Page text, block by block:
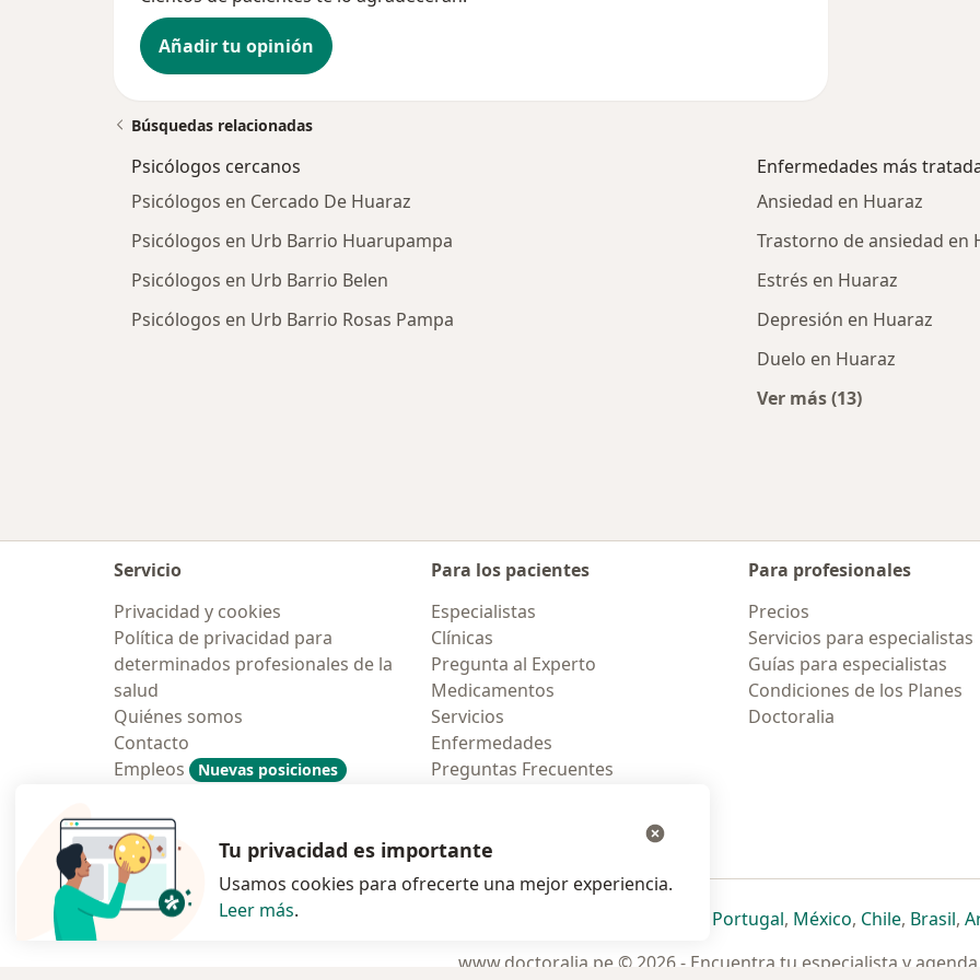
Añadir tu opinión
Búsquedas relacionadas
Psicólogos cercanos
Psicólogos en Cercado De Huaraz
Psicólogos en Urb Barrio Huarupampa
Psicólogos en Urb Barrio Belen
Psicólogos en Urb Barrio Rosas Pampa
Enfermedades más
Ansiedad en Huaraz
Trastorno de ansiedad en
Estrés en Huaraz
Depresión en Huaraz
Duelo en Huaraz
Ver más (13)
Servicio
Privacidad y cookies
Política de privacidad para
determinados profesionales de la
salud
Quiénes somos
Contacto
Empleos
Nuevas posiciones
Contratación
Para los pacientes
Especialistas
Clínicas
Pregunta al Experto
Medicamentos
Servicios
Enfermedades
Preguntas Frecuentes
Para profesionales
Precios
Servicios para especialistas
Guías para especialistas
Condiciones de los Planes
Doctoralia
Polska se abre en una nueva pestaña
se abre en una nueva pestaña
se abre en una nueva pestaña
se abre en una nueva pestaña
Portugalse abre en una nueva
, Méxicose abre en una
, Chilese abre
, Brasilse
,
www.doctoralia.pe © 2026 - Encuentra tu especialista y
Tu privacidad es importante
Usamos cookies para ofrecerte una mejor experiencia.
Leer más.